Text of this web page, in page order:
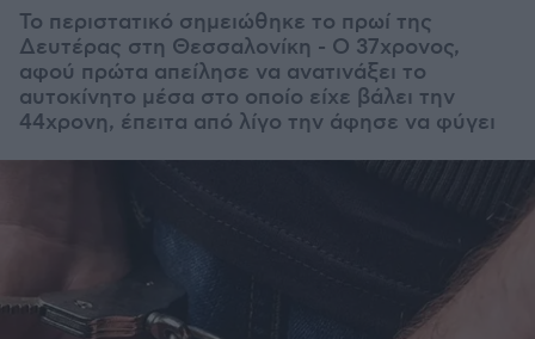
Το περιστατικό σημειώθηκε το πρωί της
Δευτέρας στη Θεσσαλονίκη - Ο 37χρονος,
αφού πρώτα απείλησε να ανατινάξει το
αυτοκίνητο μέσα στο οποίο είχε βάλει την
44χρονη, έπειτα από λίγο την άφησε να φύγει